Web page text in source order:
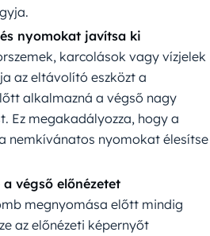
nyomokat javítsa ki
karcolások vagy vízjelek
az eltávolító eszközt a
alkalmazná a végső nagy
Ez megakadályozza, hogy a
nemkívánatos nyomokat élesítse
végső előnézetet
megnyomása előtt mindig
az előnézeti képernyőt